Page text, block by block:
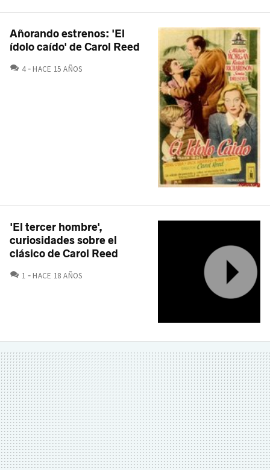
Añorando estrenos: 'El
ídolo caído' de Carol Reed
4 COMENTARIOS
HACE 15 AÑOS
'El tercer hombre',
curiosidades sobre el
clásico de Carol Reed
1 COMENTARIOS
HACE 18 AÑOS